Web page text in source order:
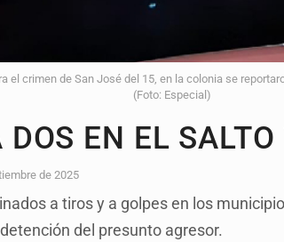
el crimen de San José del 15, en la colonia se
(Foto: Especial)
EN EL SALTO
de 2025
a tiros y a golpes en los
del presunto agresor.